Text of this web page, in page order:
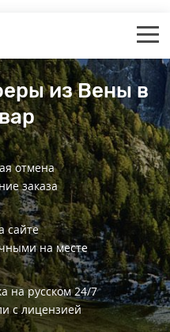
из Вены в
отмена
заказа
сайте
на месте
на русском 24/7
с лицензией